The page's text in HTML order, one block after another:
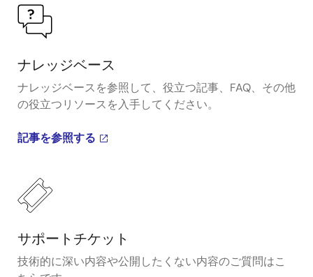
ナレッジベース
ナレッジベースを参照して、役立つ記事、FAQ、その他
の役立つリソースを入手してください。
記事を参照する
サポートチケット
技術的に深い内容や公開したくない内容のご質問はこ